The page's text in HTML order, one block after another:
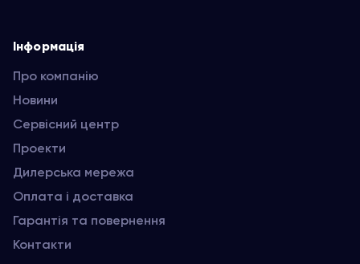
Інформація
Про компанію
Новини
Сервісний центр
Проекти
Дилерська мережа
Оплата і доставка
Гарантія та повернення
Контакти